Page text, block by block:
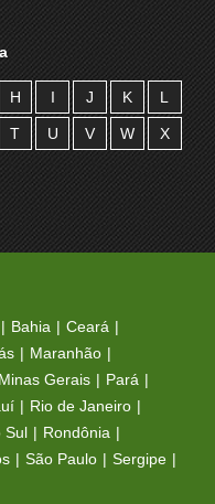
H I J K L
T U V W X
Bahia
Ceará
Maranhão
Minas Gerais
Pará
Rio de Janeiro
Sul
Rondônia
São Paulo
Sergipe